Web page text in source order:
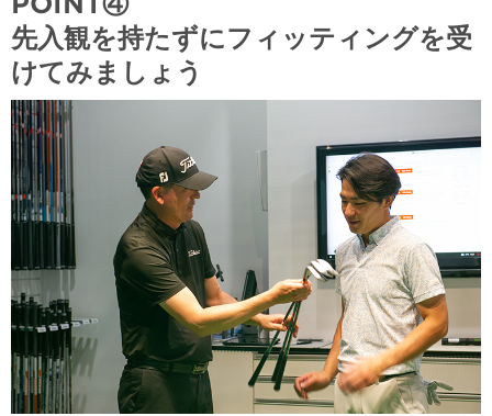
先入観を持たずにフィッティングを受
けてみましょう